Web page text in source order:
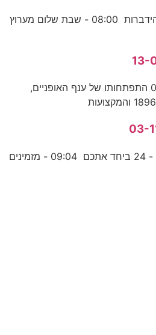
06:00 - שבת שלום מערוץ הידברות 08:00 - שבת שלום מערוץ
גיבורים לנצח 06:00 - 06:55 התפתחותו של ענף האופניים,
06:00 - שירי ילדותי 06:30 - 24 ביחד אתכם 09:04 - מזמינים